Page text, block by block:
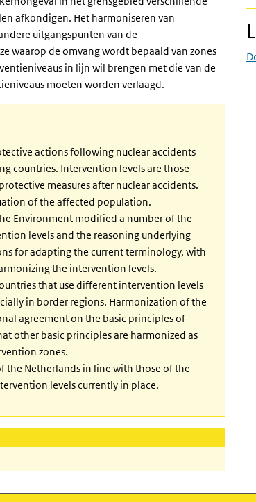
afkondigen. Het harmoniseren van
uitgangspunten van de
waarop de omvang wordt bepaald van zones
in lijn wil brengen met die van de
moeten worden verlaagd.
actions following nuclear accidents
countries. Intervention levels are those
measures after nuclear accidents.
of the affected population.
Environment modified a number of the
levels and the reasoning underlying
for adapting the current terminology, with
the intervention levels.
that use different intervention levels
in border regions. Harmonization of the
agreement on the basic principles of
other basic principles are harmonized as
zones.
the Netherlands in line with those of the
levels currently in place.